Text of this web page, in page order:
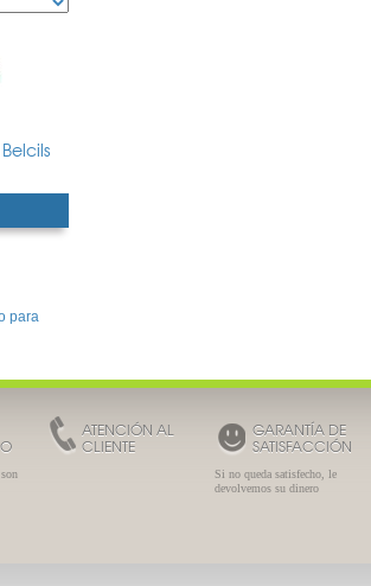
para
ATENCIÓN AL
CLIENTE
GARANTÍA DE
SATISFACCIÓN
Si no queda satisfecho, le
devolvemos su dinero